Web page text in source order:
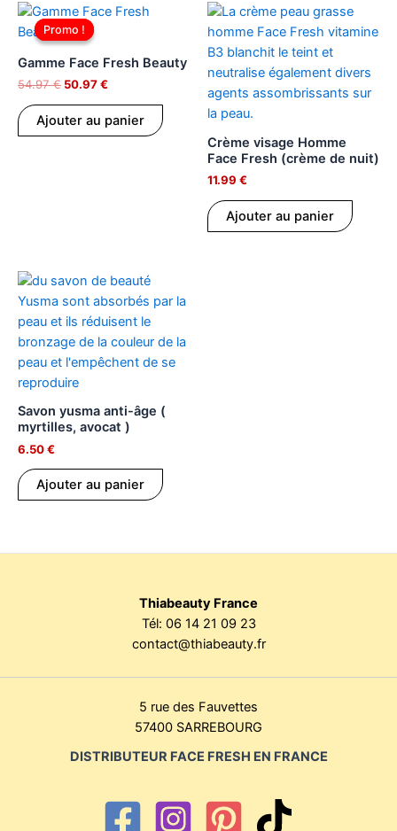
Promo !
Promo !
Gamme Face Fresh Beauty
54.97€
Le
prix
initial
54.97 €.
50.97€
Le
50.97 €.
Ajouter au panier
Crème visage Homme
Face Fresh (crème de nuit)
11.99 €
Ajouter au panier
Savon yusma anti-âge (
myrtilles, avocat )
6.50€
Ajouter au panier
Thiabeauty France
Tél: 06 14 21 09 23
contact@thiabeauty.fr
5 rue des Fauvettes
57400 SARREBOURG
DISTRIBUTEUR FACE FRESH EN FRANCE